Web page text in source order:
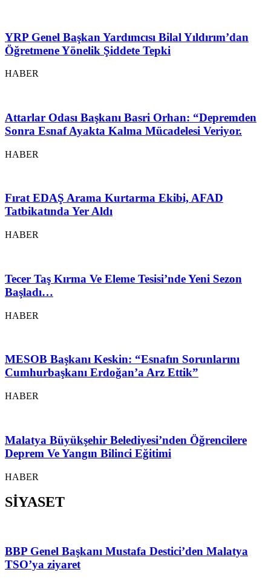
YRP Genel Başkan Yardımcısı Bilal Yıldırım’dan
Öğretmene Yönelik Şiddete Tepki
HABER
Attarlar Odası Başkanı Basri Orhan: “Depremden
Sonra Esnaf Ayakta Kalma Mücadelesi Veriyor.
HABER
Fırat EDAŞ Arama Kurtarma Ekibi, AFAD
Tatbikatında Yer Aldı
HABER
Tecer Taş Kırma Ve Eleme Tesisi’nde Yeni Sezon
Başladı…
HABER
MESOB Başkanı Keskin: “Esnafın Sorunlarını
Cumhurbaşkanı Erdoğan’a Arz Ettik”
HABER
Malatya Büyükşehir Belediyesi’nden Öğrencilere
Deprem Ve Yangın Bilinci Eğitimi
HABER
SİYASET
BBP Genel Başkanı Mustafa Destici’den Malatya
TSO’ya ziyaret